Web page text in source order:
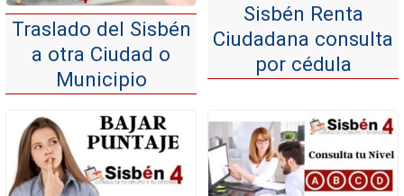
Traslado del Sisbén
a otra Ciudad o
Municipio
Sisbén Renta
Ciudadana consulta
por cédula